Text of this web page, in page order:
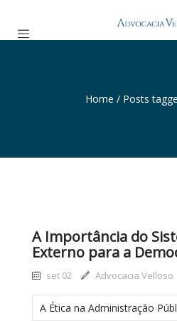
Home / Posts
A Importância do
Externo para a
set 02 Advocacia Velloso
A Ética na Administração